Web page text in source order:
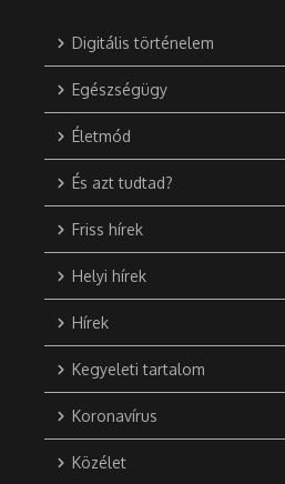
Digitális történelem
Egészségügy
Életmód
És azt tudtad?
Friss hírek
Helyi hírek
Hírek
Kegyeleti tartalom
Koronavírus
Közélet